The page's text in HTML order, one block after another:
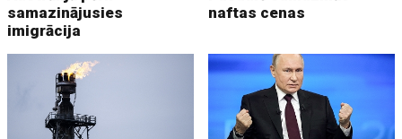
samazinājusies
imigrācija
naftas cenas